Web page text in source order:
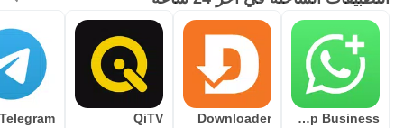
WhatsApp Business
Downloader
QiTV
Telegram